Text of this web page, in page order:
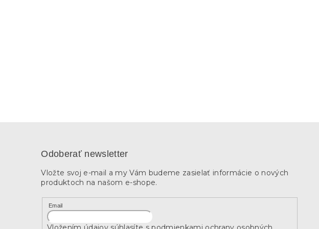
Odoberať newsletter
Vložte svoj e-mail a my Vám budeme zasielať informácie o nových
produktoch na našom e-shope.
Email